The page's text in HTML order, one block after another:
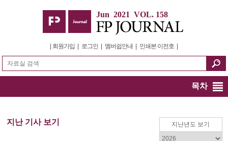
Jun 2021 VOL. 158
회원가입 로그인 멤버쉽안내 인쇄본 이전호
목차
지난 기사 보기 지난년도 보기